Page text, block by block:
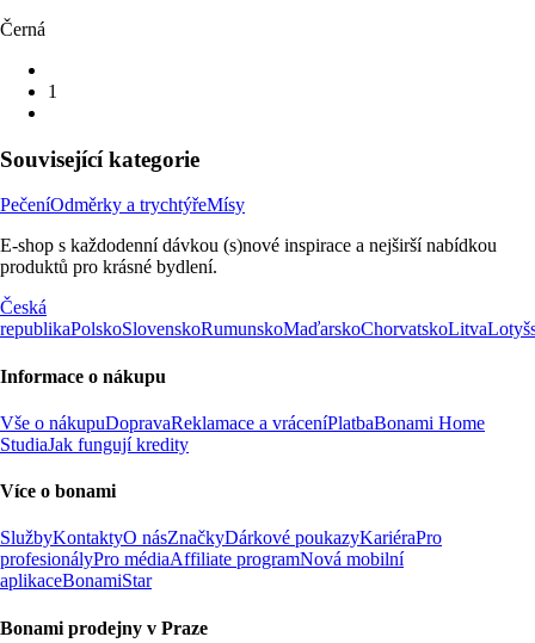
Černá
1
Související kategorie
PečeníOdměrky a trychtýřeMísy
E-shop s každodenní dávkou (s)nové inspirace a nejširší nabídkou
produktů pro krásné bydlení.
Česká
republikaPolskoSlovenskoRumunskoMaďarskoChorvatskoLitva
Informace o nákupu
Vše o nákupuDopravaReklamace a vráceníPlatbaBonami Home
StudiaJak fungují kredity
Více o bonami
SlužbyKontaktyO násZnačkyDárkové poukazyKariéraPro
profesionályPro médiaAffiliate programNová mobilní
aplikaceBonamiStar
Bonami prodejny v Praze